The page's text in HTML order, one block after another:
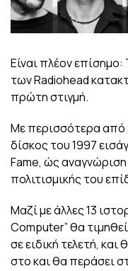
Είναι πλέον επίσημο:
των Radiohead
πρώτη στιγμή.
Με περισσότερα από
δίσκος του 1997
Fame, ώς αναγνώριση
πολιτισμικής του
Μαζί με άλλες 13
Computer” θα
σε ειδική τελετή,
στο και θα περάσει